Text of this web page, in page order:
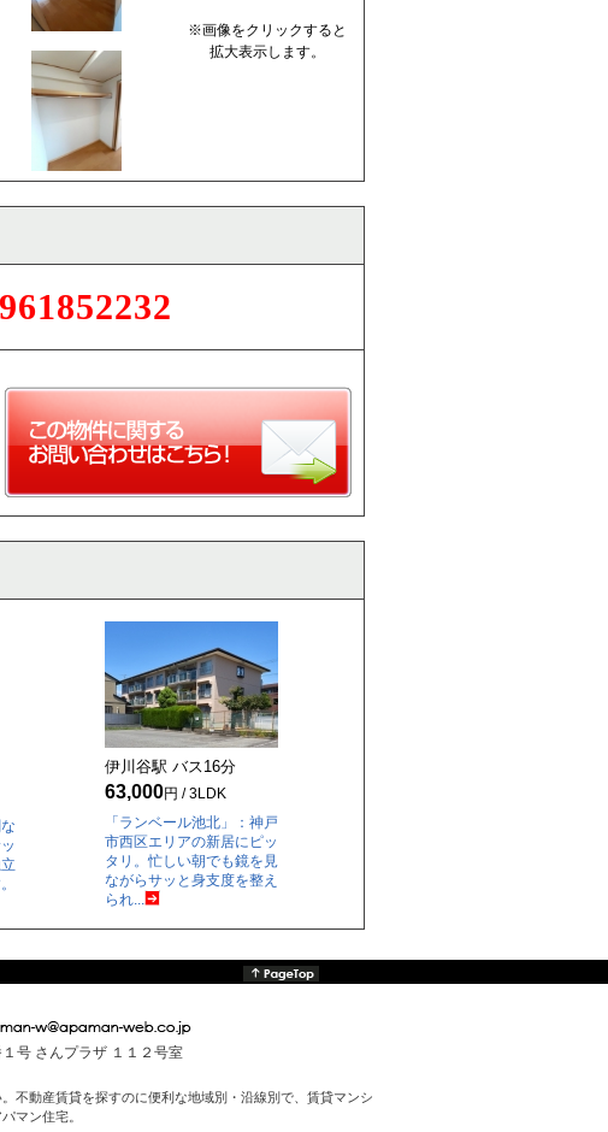
※画像をクリックすると
拡大表示します。
伊川谷駅 バス16分
63,000円 / 3LDK
「ランベール池北」：神戸
市西区エリアの新居にピッ
タリ。忙しい朝でも鏡を見
ながらサッと身支度を整え
られ...
号 さんプラザ １１２号室
不動産賃貸を探すのに便利な地域別・沿線別で、賃貸マンシ
マン住宅。